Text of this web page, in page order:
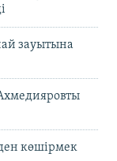
зауытына
көшірмек